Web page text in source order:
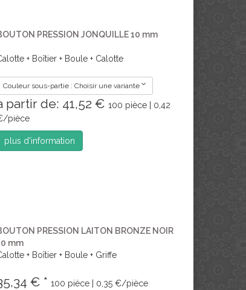
PRESSION JONQUILLE 10 mm
+ Boîtier + Boule + Calotte
Couleur sous-partie : Choisir une variante
partir de: 41,52 € 100 pièce | 0,42
pièce
plus d'information
PRESSION LAITON BRONZE NOIR
mm
+ Boîtier + Boule + Griffe
€ * 100 pièce | 0,35 €/pièce